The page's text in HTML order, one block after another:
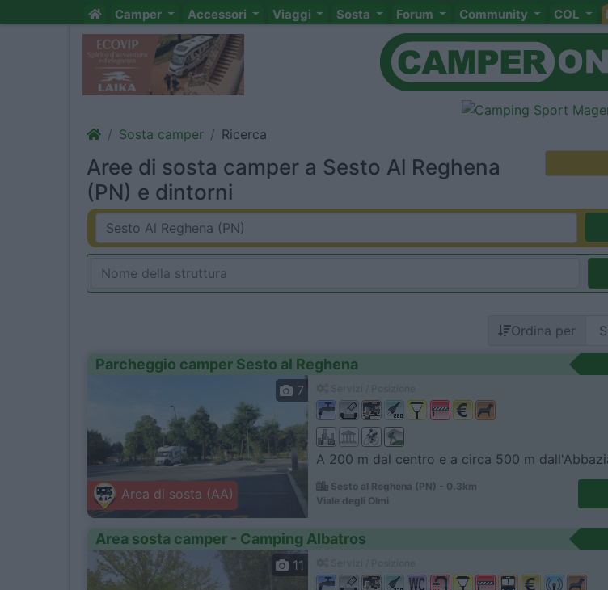
Camper Accessori Viaggi Sosta Forum Community COL
Sosta camper Ricerca
Aree di sosta camper a Sesto Al Reghena
(PN) e dintorni
Ordina per
Parcheggio camper Sesto al Reghena
Area di sosta (AA)
7
A 200 m dal centro e a circa 500 m
Sesto al Reghena (PN) - 0.3km
Viale degli Olmi
Area sosta camper - Camping Albatros
11